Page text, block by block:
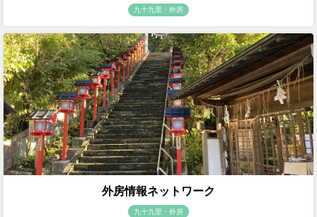
九十九里・外房
外房情報ネットワーク
九十九里・外房